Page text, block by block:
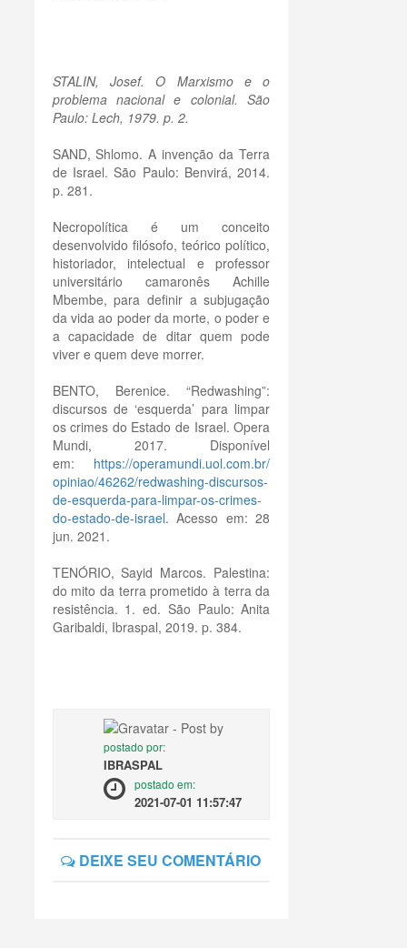
STALIN, Josef. O Marxismo e o
problema nacional e colonial. São
Paulo: Lech, 1979. p. 2.
SAND, Shlomo. A invenção da Terra
de Israel. São Paulo: Benvirá, 2014.
p. 281.
Necropolítica é um conceito
desenvolvido filósofo, teórico político,
historiador, intelectual e professor
universitário camaronês Achille
Mbembe, para definir a subjugação
da vida ao poder da morte, o poder e
a capacidade de ditar quem pode
viver e quem deve morrer.
BENTO, Berenice. “Redwashing”:
discursos de ‘esquerda’ para limpar
os crimes do Estado de Israel. Opera
Mundi, 2017. Disponível
em: https://operamundi.uol.com.br/
opiniao/46262/redwashing-discursos-
de-esquerda-para-limpar-os-crimes-
do-estado-de-israel. Acesso em: 28
jun. 2021.
TENÓRIO, Sayid Marcos. Palestina:
do mito da terra prometido à terra da
resistência. 1. ed. São Paulo: Anita
Garibaldi, Ibraspal, 2019. p. 384.
postado por:
IBRASPAL
postado em:
2021-07-01 11:57:47
DEIXE SEU COMENTÁRIO